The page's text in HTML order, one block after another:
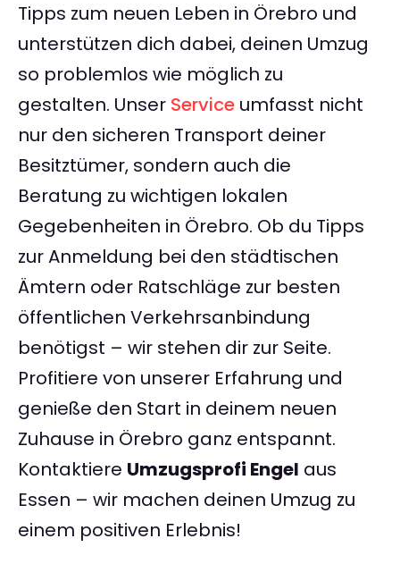
Tipps zum neuen Leben in Örebro und
unterstützen dich dabei, deinen Umzug
so problemlos wie möglich zu
gestalten. Unser Service umfasst nicht
nur den sicheren Transport deiner
Besitztümer, sondern auch die
Beratung zu wichtigen lokalen
Gegebenheiten in Örebro. Ob du Tipps
zur Anmeldung bei den städtischen
Ämtern oder Ratschläge zur besten
öffentlichen Verkehrsanbindung
benötigst – wir stehen dir zur Seite.
Profitiere von unserer Erfahrung und
genieße den Start in deinem neuen
Zuhause in Örebro ganz entspannt.
Kontaktiere Umzugsprofi Engel aus
Essen – wir machen deinen Umzug zu
einem positiven Erlebnis!